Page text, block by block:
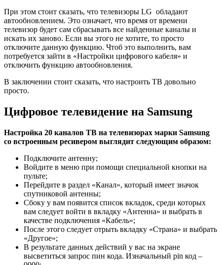
При этом стоит сказать, что телевизоры LG обладают
автообновлением. Это означает, что время от времени
телевизор будет сам сбрасывать все найденные каналы и
искать их заново. Если вы этого не хотите, то просто
отключите данную функцию. Чтоб это выполнить, вам
потребуется зайти в «Настройки цифрового кабеля» и
отключить функцию автообновления.
В заключении стоит сказать, что настроить ТВ довольно
просто.
Цифровое телевидение на Samsung
Настройка 20 каналов ТВ на телевизорах марки Samsung
со встроенным ресивером выглядит следующим образом:
Подключите антенну;
Войдите в меню при помощи специальной кнопки на
пульте;
Перейдите в раздел «Канал», который имеет значок
спутниковой антенны;
Сбоку у вам появится список вкладок, среди которых
вам следует войти в вкладку «Антенна» и выбрать в
качестве подключения «Кабель»;
После этого следует отрыть вкладку «Страна» и выбрать
«Другое»;
В результате данных действий у вас на экране
высветиться запрос пин кода. Изначальный pin код –